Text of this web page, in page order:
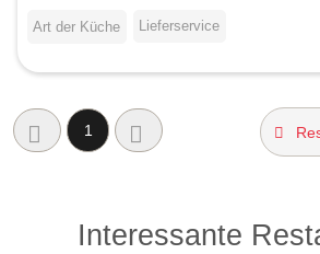
Art der Küche Lieferservice
1
Interessante